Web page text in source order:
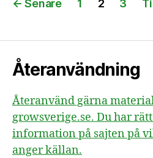
inlägg
← Senare 1 2 3
Återanvändning
Återanvänd gärna
growsverige.se. Du har
information på sajten på
anger källan.